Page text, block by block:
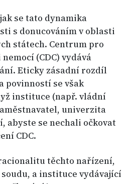
se tato dynamika
s donucováním v oblasti
státech. Centrum pro
(CDC) vydává
Eticky zásadní rozdíl
povinností se však
instituce (např. vládní
univerzita
abyste se nechali očkovat
CDC.
těchto nařízení,
a instituce vydávající